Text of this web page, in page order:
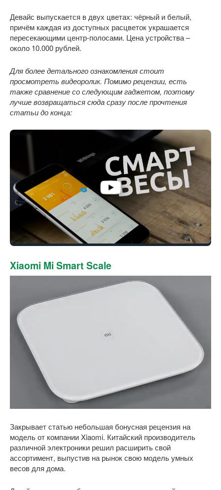
Девайс выпускается в двух цветах: чёрный и белый,
причём каждая из доступных расцветок украшается
пересекающими центр-полосами. Цена устройства –
около 10.000 рублей.
Для более детального ознакомления стоит
просмотреть видеоролик. Помимо рецензии, есть
также сравнение со следующим гаджетом, поэтому
лучше возвращаться сюда сразу после прочтения
статьи до конца:
Xiaomi Mi Smart Scale
Закрывает статью небольшая бонусная рецензия на
модель от компании Xiaomi. Китайский производитель
различной электроники решил расширить свой
ассортимент, выпустив на рынок свою модель умных
весов для дома.